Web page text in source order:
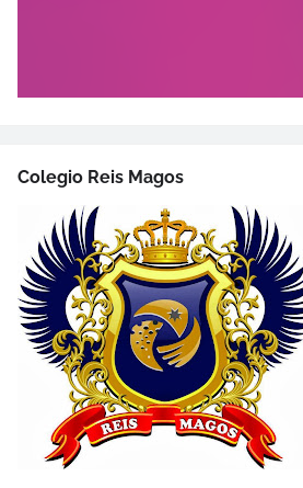
Colegio Reis Magos